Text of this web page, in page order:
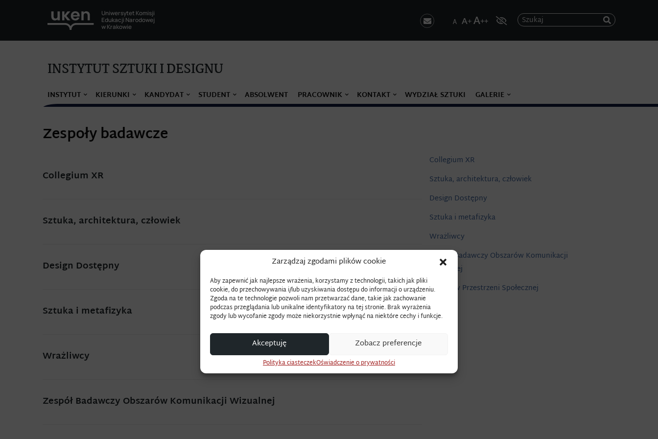
Zarządzaj zgodami plików cookie
Aby zapewnić jak najlepsze wrażenia, korzystamy z technologii, takich jak pliki
cookie, do przechowywania i/lub uzyskiwania dostępu do informacji o urządzeniu.
Zgoda na te technologie pozwoli nam przetwarzać dane, takie jak zachowanie
podczas przeglądania lub unikalne identyfikatory na tej stronie. Brak wyrażenia
zgody lub wycofanie zgody może niekorzystnie wpłynąć na niektóre cechy i funkcje.
Akceptuję Zobacz preferencje
Polityka ciasteczekOświadczenie o prywatności
Uniwersytet Komisji
Edukacji Narodowej
w Krakowie
Szukaj
INSTYTUT SZTUKI I DESIGNU
INSTYTUT KIERUNKI KANDYDAT STUDENT ABSOLWENT PRACOWNIK KONTAKT WYDZIAŁ SZTUKI GALERIE
Zespoły badawcze
Collegium XR
Sztuka, architektura, człowiek
Design Dostępny
Sztuka i metafizyka
Wrażliwcy
Zespół Badawczy Obszarów Komunikacji Wizualnej
Collegium XR
Sztuka, architektura, człowiek
Design Dostępny
Sztuka i metafizyka
Wrażliwcy
Zespół Badawczy Obszarów Komunikacji
Wizualnej
Sztuka w Przestrzeni Społecznej